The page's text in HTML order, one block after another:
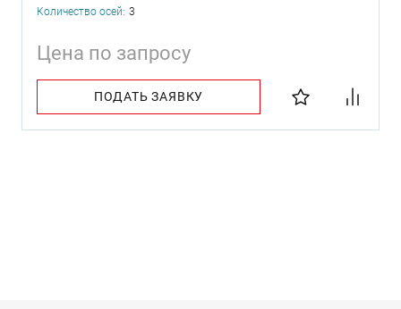
Количество осей: 3
Цена по запросу
ПОДАТЬ ЗАЯВКУ